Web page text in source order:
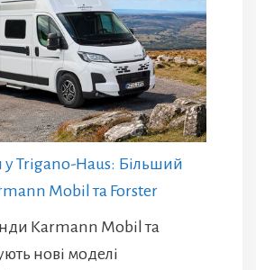
у Trigano-Haus: Більший
Mobil та Forster
Karmann Mobil та
нові моделі